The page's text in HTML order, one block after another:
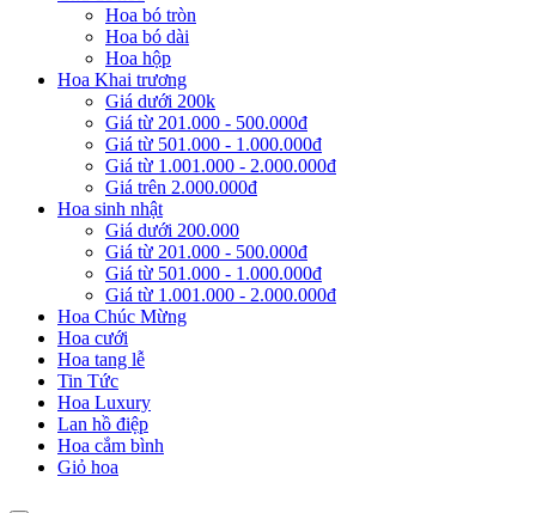
Hoa bó tròn
Hoa bó dài
Hoa hộp
Hoa Khai trương
Giá dưới 200k
Giá từ 201.000 - 500.000đ
Giá từ 501.000 - 1.000.000đ
Giá từ 1.001.000 - 2.000.000đ
Giá trên 2.000.000đ
Hoa sinh nhật
Giá dưới 200.000
Giá từ 201.000 - 500.000đ
Giá từ 501.000 - 1.000.000đ
Giá từ 1.001.000 - 2.000.000đ
Hoa Chúc Mừng
Hoa cưới
Hoa tang lễ
Tin Tức
Hoa Luxury
Lan hồ điệp
Hoa cắm bình
Giỏ hoa